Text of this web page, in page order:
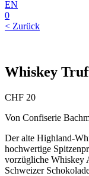
EN
0
< Zurück
Whiskey
CHF 20
Von Confiserie
Der alte Highland-
hochwertige
vorzügliche Whiskey
Schweizer